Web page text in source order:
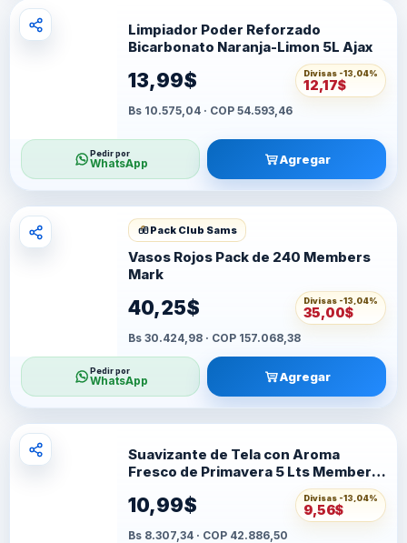
Limpiador Poder Reforzado
Bicarbonato Naranja-Limon 5L Ajax
13,99$ Divisas -13,04%
12,17$
Bs 10.575,04 · COP 54.593,46
Pedir por
WhatsApp Agregar
Pack Club Sams
Vasos Rojos Pack de 240 Members
Mark
40,25$ Divisas -13,04%
35,00$
Bs 30.424,98 · COP 157.068,38
Pedir por
WhatsApp Agregar
Suavizante de Tela con Aroma
Fresco de Primavera 5 Lts Member's
10,99$ Divisas -13,04%
9,56$
Bs 8.307,34 · COP 42.886,50